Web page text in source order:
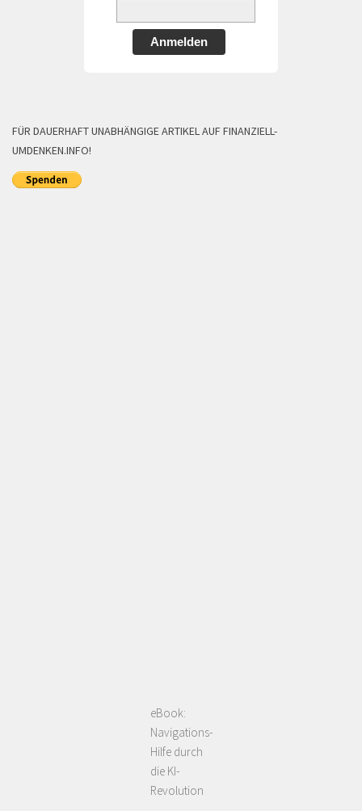
Anmelden
FÜR DAUERHAFT UNABHÄNGIGE ARTIKEL AUF FINANZIELL-
UMDENKEN.INFO!
eBook:
Navigations-
Hilfe durch
die KI-
Revolution